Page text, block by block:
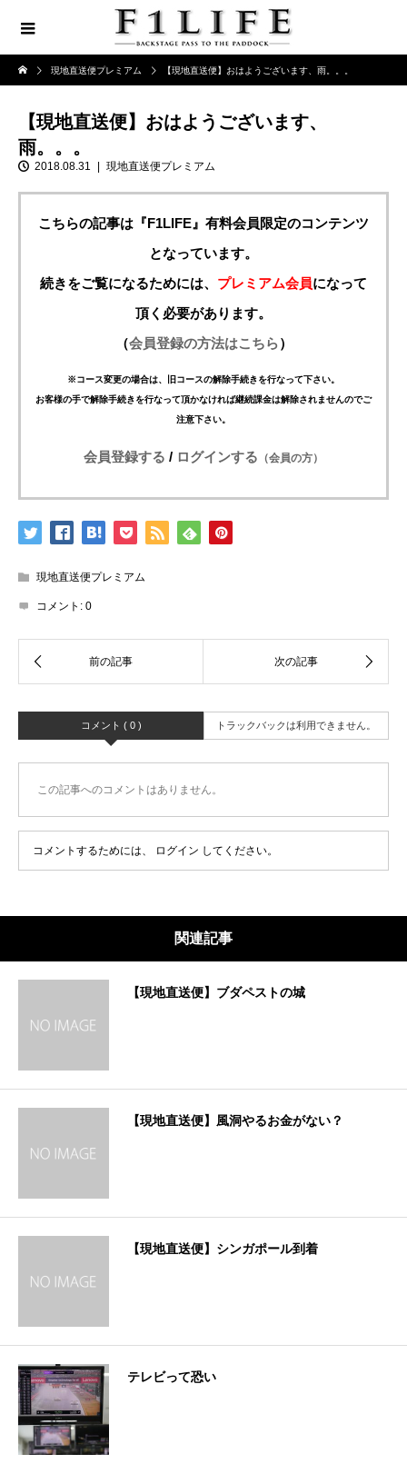
現地直送便プレミアム 【現地直送便】おはようございます、雨。。。
【現地直送便】おはようございます、
雨。。。
2018.08.31 現地直送便プレミアム
こちらの記事は『F1LIFE』有料会員限定のコンテンツ
となっています。
続きをご覧になるためには、 プレミアム会員になって
頂く必要があります。
（会員登録の方法はこちら）
※コース変更の場合は、旧コースの解除手続きを行なって下さい。
お客様の手で解除手続きを行なって頂かなければ継続課金は解除されませんのでご
注意下さい。
会員登録する / ログインする （会員の方）
現地直送便プレミアム
コメント: 0
コメント ( 0 ) トラックバックは利用できません。
この記事へのコメントはありません。
コメントするためには、 ログイン してください。
関連記事
【現地直送便】ブダペストの城
【現地直送便】風洞やるお金がない？
【現地直送便】シンガポール到着
テレビって恐い